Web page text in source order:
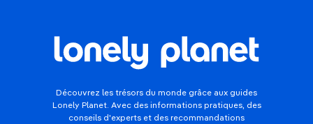
Découvrez les trésors du monde grâce aux guides
Lonely Planet. Avec des informations pratiques, des
conseils d'experts et des recommandations